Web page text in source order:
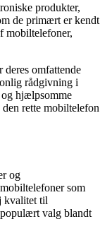
produkter,
de primært er kendt
mobiltelefoner,
omfattende
rådgivning i
og hjælpsomme
rette mobiltelefon
og
som
kvalitet til
valg blandt